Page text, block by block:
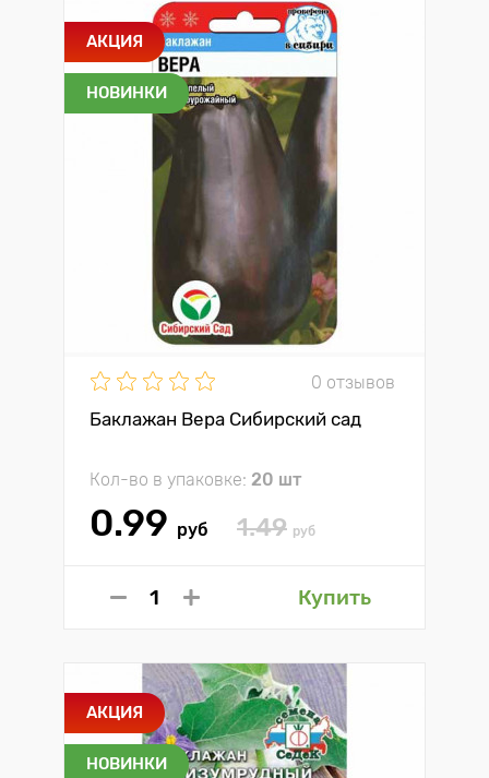
АКЦИЯ
НОВИНКИ
0 отзывов
Баклажан Вера Сибирский сад
Кол-во в упаковке: 20 шт
0.99 руб 1.49 руб
Купить
АКЦИЯ
НОВИНКИ